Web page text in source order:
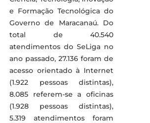
e Formação Tecnológica do
Governo de Maracanaú. Do
total de 40.540
atendimentos do SeLiga no
ano passado, 27.136 foram de
acesso orientado à Internet
(1.922 pessoas distintas),
8.085 referem-se a oficinas
(1.928 pessoas distintas),
5.319 atendimentos foram